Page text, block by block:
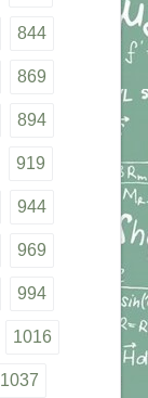
844
869
894
919
944
969
994
1016
1037